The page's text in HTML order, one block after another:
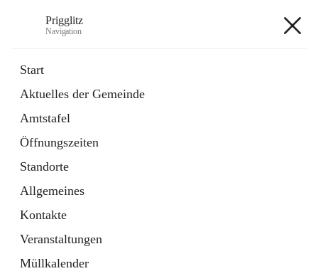
Prigglitz
Navigation
Start
Aktuelles der Gemeinde
Amtstafel
Öffnungszeiten
Standorte
Allgemeines
Kontakte
Veranstaltungen
Müllkalender
Externe Webseite
in
Tab
Gemeindezeitung
Ordner
öffnet
in
neuem
Tab